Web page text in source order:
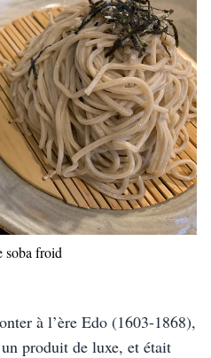
soba froid
à l’ère Edo (1603-1868),
produit de luxe, et était